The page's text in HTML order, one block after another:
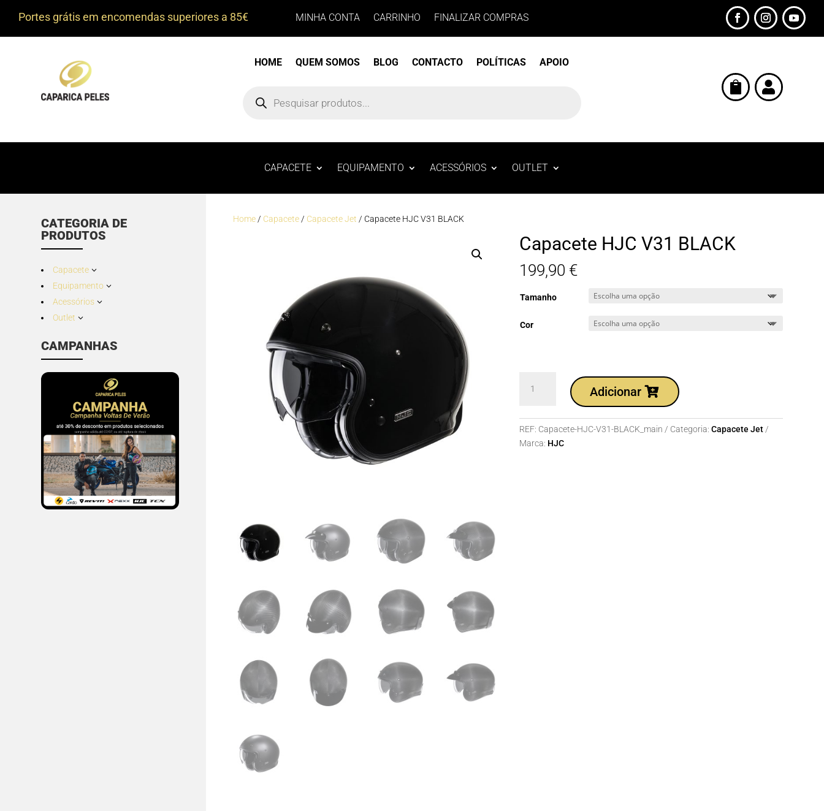
Portes grátis em encomendas superiores a 85€ MINHA CONTA CARRINHO FINALIZAR COMPRAS
HOME QUEM SOMOS BLOG CONTACTO POLÍTICAS APOIO
search
 
CAPACETE EQUIPAMENTO ACESSÓRIOS OUTLET
CATEGORIA DE
PRODUTOS
Capacete 3
Equipamento 3
Acessórios 3
Outlet 3
CAMPANHAS
Home / Capacete / Capacete Jet / Capacete HJC V31 BLACK
Capacete HJC V31 BLACK
199,90 €
Tamanho
Cor
HJC
V31
BLACK
Adicionar
REF: Capacete-HJC-V31-BLACK_main Categoria: Capacete Jet
Marca: HJC